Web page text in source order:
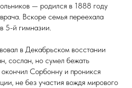
— родился в 1888 году
Вскоре семья переехала
5-й гимназии.
в Декабрьском восстании
сослан, но сумел бежать
Сорбонну и проникся
не без участия вождя мирового